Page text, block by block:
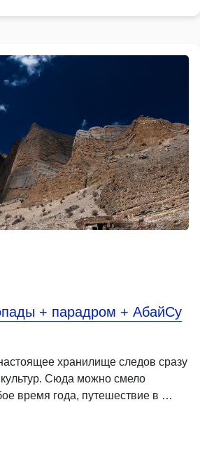
+ парадром + АбайСу
хранилище следов сразу
культур. Сюда можно смело
время года, путешествие в …